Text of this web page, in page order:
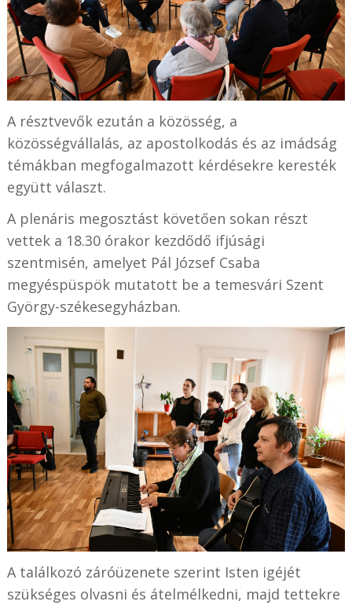
A résztvevők ezután a közösség, a
közösségvállalás, az apostolkodás és az imádság
témákban megfogalmazott kérdésekre keresték
együtt választ.
A plenáris megosztást követően sokan részt
vettek a 18.30 órakor kezdődő ifjúsági
szentmisén, amelyet Pál József Csaba
megyéspüspök mutatott be a temesvári Szent
György-székesegyházban.
A találkozó záróüzenete szerint Isten igéjét
szükséges olvasni és átelmélkedni, majd tettekre